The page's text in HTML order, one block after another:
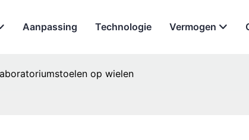
Aanpassing Technologie Vermogen
op wielen